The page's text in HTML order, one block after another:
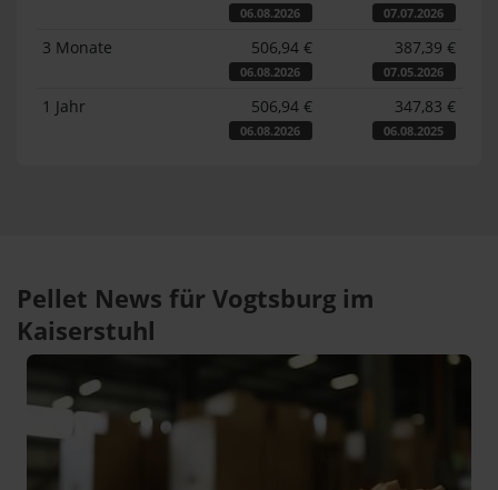
06.08.2026 07.07.2026
3 Monate 506,94 €
06.08.2026
387,39 €
07.05.2026
1 Jahr 506,94 €
06.08.2026
347,83 €
06.08.2025
Pellet News für Vogtsburg im
Kaiserstuhl